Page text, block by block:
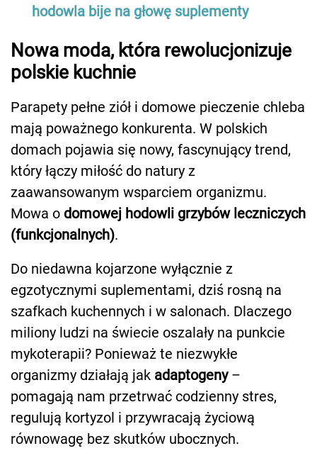
hodowla bije na głowę suplementy
Nowa moda, która rewolucjonizuje
polskie kuchnie
Parapety pełne ziół i domowe pieczenie chleba
mają poważnego konkurenta. W polskich
domach pojawia się nowy, fascynujący trend,
który łączy miłość do natury z
zaawansowanym wsparciem organizmu.
Mowa o domowej hodowli grzybów leczniczych
(funkcjonalnych).
Do niedawna kojarzone wyłącznie z
egzotycznymi suplementami, dziś rosną na
szafkach kuchennych i w salonach. Dlaczego
miliony ludzi na świecie oszalały na punkcie
mykoterapii? Ponieważ te niezwykłe
organizmy działają jak adaptogeny–
pomagają nam przetrwać codzienny stres,
regulują kortyzol i przywracają życiową
równowagę bez skutków ubocznych.